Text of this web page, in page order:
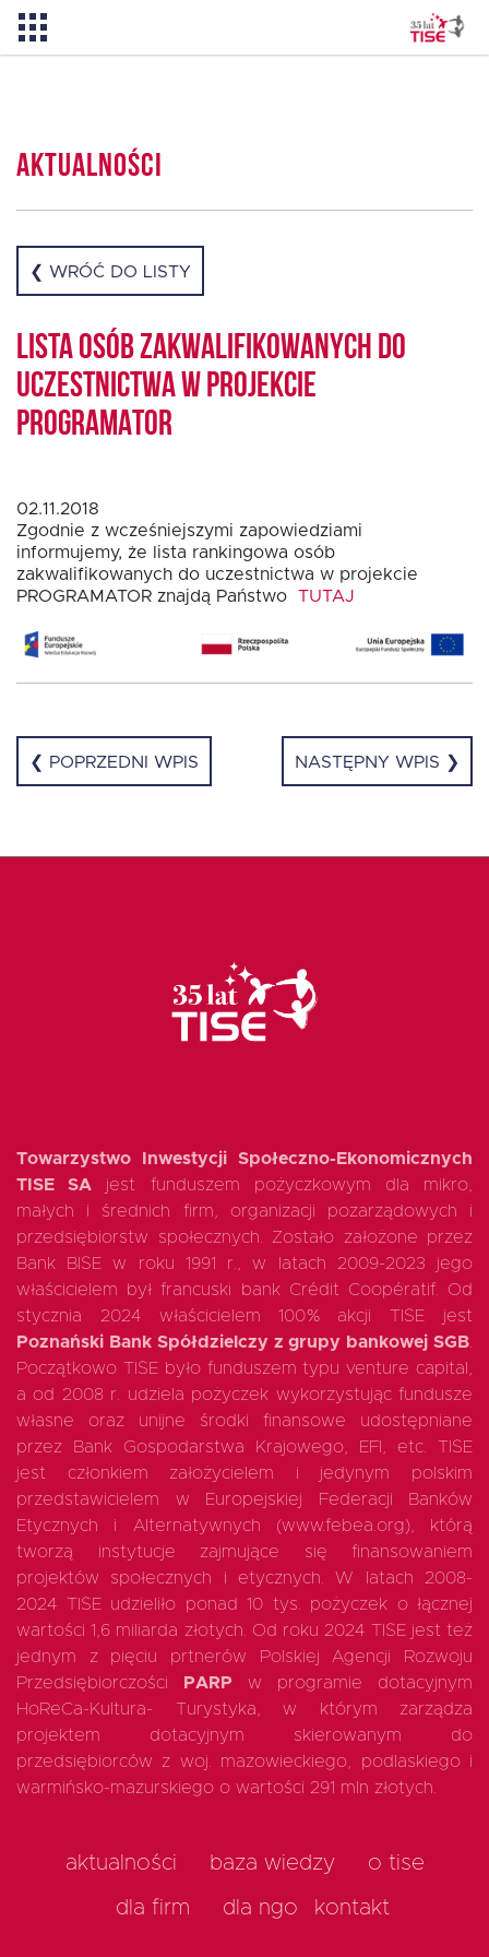
Dlaczego TISE?
Pożyczka rozwojowa TISE – NOWOŚĆ!
Oferta dla MSP
Fundusz FKIS
Rodo
Rekrutujemy
Aktualności
❮ WRÓĆ DO LISTY
Lista osób zakwalifikowanych do
uczestnictwa w projekcie
PROGRAMATOR
02.11.2018
Zgodnie z wcześniejszymi zapowiedziami
informujemy, że lista rankingowa osób
zakwalifikowanych do uczestnictwa w projekcie
PROGRAMATOR znajdą Państwo TUTAJ
❮ POPRZEDNI WPIS NASTĘPNY WPIS ❯
Towarzystwo Inwestycji Społeczno-Ekonomicznych
TISE SA jest funduszem pożyczkowym dla mikro,
małych i średnich firm, organizacji pozarządowych i
przedsiębiorstw społecznych. Zostało założone przez
Bank BISE w roku 1991 r., w latach 2009-2023 jego
właścicielem był francuski bank Crédit Coopératif. Od
stycznia 2024 właścicielem 100% akcji TISE jest
Poznański Bank Spółdzielczy z grupy bankowej SGB
Początkowo TISE było funduszem typu venture capital,
a od 2008 r. udziela pożyczek wykorzystując fundusze
własne oraz unijne środki finansowe udostępniane
przez Bank Gospodarstwa Krajowego, EFI, etc. TISE
jest członkiem założycielem i jedynym polskim
przedstawicielem w Europejskiej Federacji Banków
Etycznych i Alternatywnych (www.febea.org), którą
tworzą instytucje zajmujące się finansowaniem
projektów społecznych i etycznych. W latach 2008-
2024 TISE udzieliło ponad 10 tys. pożyczek o łącznej
wartości 1,6 miliarda złotych. Od roku 2024 TISE jest też
jednym z pięciu prtnerów Polskiej Agencji Rozwoju
Przedsiębiorczości
PARP w programie dotacyjnym
HoReCa-Kultura- Turystyka, w którym zarządza
projektem dotacyjnym skierowanym do
przedsiębiorców z woj. mazowieckiego, podlaskiego i
warmińsko-mazurskiego o wartości 291 mln złotych.
aktualności baza wiedzy o tise
dla firm dla ngo kontakt